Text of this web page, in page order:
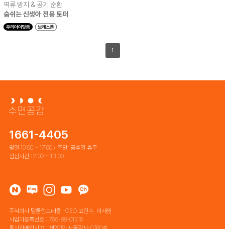
역류 방지 & 공기 순환
숨쉬는 신생아 전용 토퍼
1
1661-4405
평일 10:00 ~ 17:00 / 주말, 공휴일 휴무
점심시간 12:00 ~ 13:00
주식회사 달콤한고래들 | CEO 고진수, 이세원
사업자등록번호 : 765-88-01216